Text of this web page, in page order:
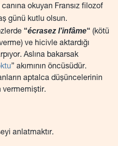
okuyan Fransız filozof
günü kutlu olsun.
“écrasez l’infâme“ (kötü
ve hicivle aktardığı
Aslına bakarsak
” akımının öncüsüdür.
aptalca düşüncelerinin
vermemiştir.
anlatmaktır.